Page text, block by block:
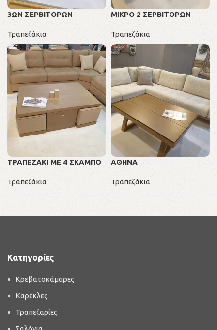
3ΩΝ ΣΕΡΒΙΤΟΡΩΝ
Τραπεζάκια
ΜΙΚΡΟ 2 ΣΕΡΒΙΤΟΡΩΝ
Τραπεζάκια
ΤΡΑΠΕΖΑΚΙ ΜΕ 4 ΣΚΑΜΠΟ
Τραπεζάκια
ΑΘΗΝΑ
Τραπεζάκια
Κατηγορίες
Κρεβατοκάμαρες
Καρέκλες
Τραπεζαρίες